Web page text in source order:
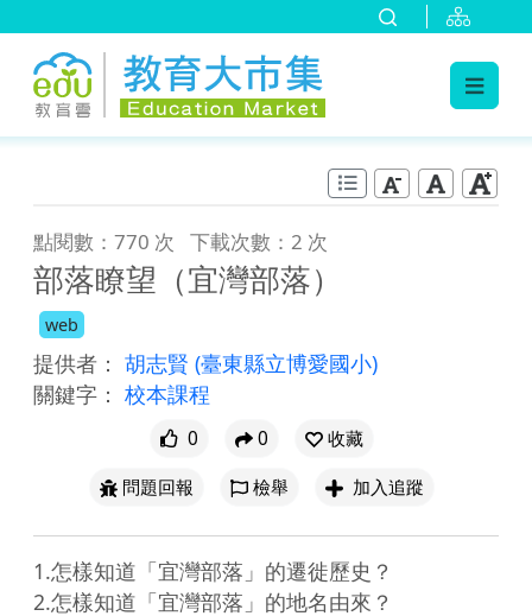
點閱數：770 次 下載次數：2 次
部落瞭望（宜灣部落）
web
提供者： 胡志賢 (臺東縣立博愛國小)
關鍵字： 校本課程
0 0
收藏
問題回報
檢舉 加入追蹤
1.怎樣知道「宜灣部落」的遷徙歷史？
2.怎樣知道「宜灣部落」的地名由來？